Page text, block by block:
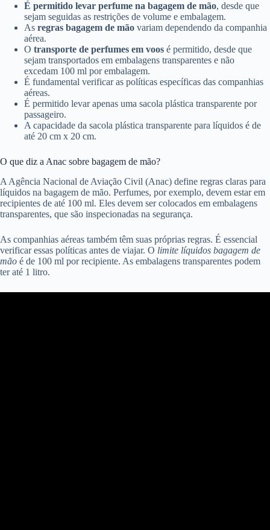
É permitido levar perfume na bagagem de mão, desde que
sejam seguidas as restrições de volume e embalagem.
As regras bagagem de mão variam dependendo da companhia
aérea.
O transporte de perfumes em voos é permitido, desde que
sejam transportados em embalagens transparentes e não
excedam 100 ml por embalagem.
É fundamental verificar as políticas específicas das companhias
aéreas.
É permitido levar apenas uma sacola plástica transparente por
passageiro.
A capacidade da sacola plástica transparente para líquidos é de
até 20 cm x 20 cm.
O que diz a Anac sobre bagagem de mão?
A Agência Nacional de Aviação Civil (Anac) define regras claras para
líquidos na bagagem de mão. Perfumes, por exemplo, devem estar em
recipientes de até 100 ml. Eles devem ser colocados em embalagens
transparentes, que são inspecionadas na segurança.
As companhias aéreas também têm suas próprias regras. É essencial
verificar essas políticas antes de viajar. O limite líquidos bagagem de
mão é de 100 ml por recipiente. As embalagens transparentes podem
ter até 1 litro.